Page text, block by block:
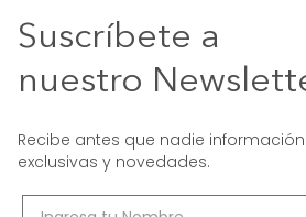
Suscríbete a
nuestro
Recibe antes que nadie
exclusivas y novedades.